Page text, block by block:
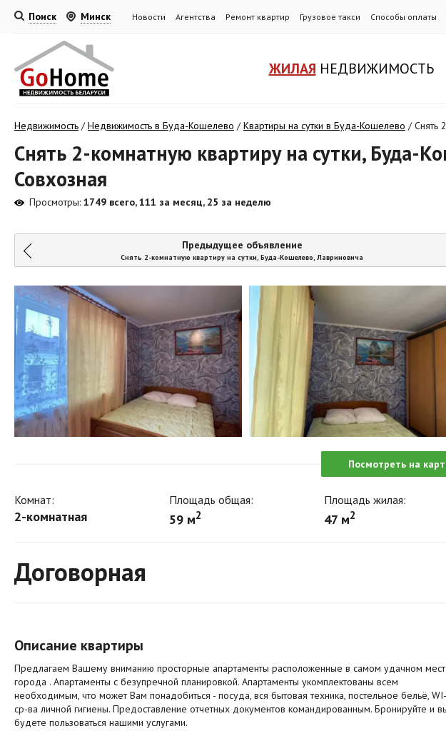
Поиск Минск Новости Агентства Ремонт квартир Грузовое такси Способы оплаты
ЖИЛАЯ НЕДВИЖИМОСТЬ
Недвижимость /Недвижимость в Буда-Кошелево /Квартиры на сутки в Буда-Кошелево /Снять
Снять 2-комнатную квартиру на сутки, Буда-
Совхозная
Просмотры: 1749 всего, 111 за месяц, 25 за неделю
Предыдущее объявление
Снять 2-комнатную квартиру на сутки, Буда-Кошелево, Лавриновича
Посмотреть на
Комнат:
2-комнатная
Площадь общая:
59 м2
Площадь жилая:
47 м2
Договорная
Описание квартиры
Предлагаем Вашему вниманию просторные апартаменты расположенные в самом удачном
города . Апартаменты с безупречной планировкой. Апартаменты укомплектованы всем
необходимым, что может Вам понадобиться - посуда, вся бытовая техника, постельное бельё,
ср-ва личной гигиены. Предоставление отчетных документов командированным. Бронируйте и
будете пользоваться нашими услугами.